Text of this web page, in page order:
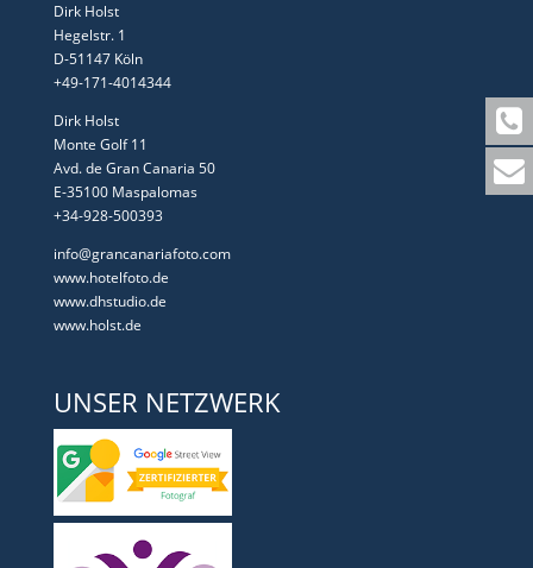
Dirk Holst
Hegelstr. 1
D-51147 Köln
+49-171-4014344
Dirk Holst
Monte Golf 11
Avd. de Gran Canaria 50
E-35100 Maspalomas
+34-928-500393
info@grancanariafoto.com
www.hotelfoto.de
www.dhstudio.de
www.holst.de
UNSER NETZWERK